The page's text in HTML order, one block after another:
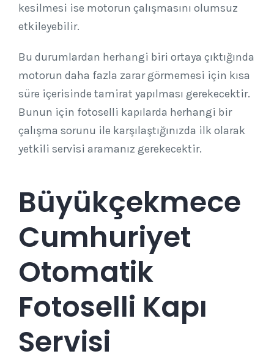
kesilmesi ise motorun çalışmasını olumsuz
etkileyebilir.
Bu durumlardan herhangi biri ortaya çıktığında
motorun daha fazla zarar görmemesi için kısa
süre içerisinde tamirat yapılması gerekecektir.
Bunun için fotoselli kapılarda herhangi bir
çalışma sorunu ile karşılaştığınızda ilk olarak
yetkili servisi aramanız gerekecektir.
Büyükçekmece
Cumhuriyet
Otomatik
Fotoselli Kapı
Servisi